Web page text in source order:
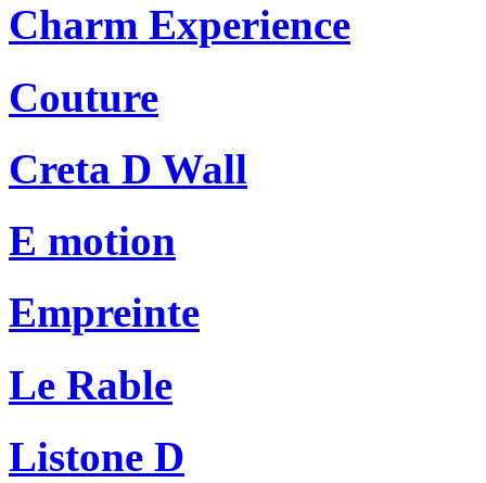
Charm Experience
Couture
Creta D Wall
E motion
Empreinte
Le Rable
Listone D